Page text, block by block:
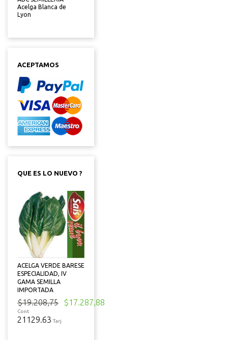
Acelga Blanca de
Lyon
ACEPTAMOS
QUE ES LO NUEVO ?
ACELGA VERDE BARESE
ESPECIALIDAD, IV
GAMA SEMILLA
IMPORTADA
$19.208,75 $17.287,88
Cont
21129.63 Tarj